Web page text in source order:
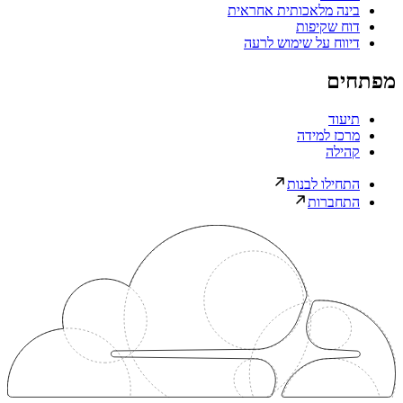
בינה מלאכותית אחראית
דוח שקיפות
דיווח על שימוש לרעה
מפתחים
תיעוד
מרכז למידה
קהילה
התחילו לבנות
התחברות